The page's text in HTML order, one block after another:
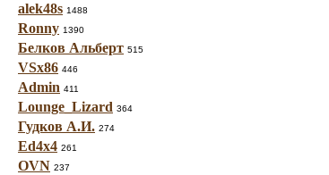
alek48s 1488
Ronny 1390
Белков Альберт 515
VSx86 446
Admin 411
Lounge_Lizard 364
Гудков А.И. 274
Ed4x4 261
OVN 237